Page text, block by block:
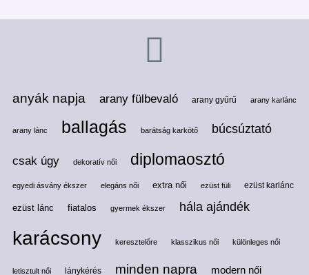
anyák napja arany fülbevaló arany gyűrű arany karlánc
arany lánc ballagás barátság karkötő búcsúztató
csak úgy dekoratív női diplomaosztó
egyedi ásvány ékszer elegáns női extra női ezüst füli ezüst karlánc
ezüst lánc fiatalos gyermek ékszer hála ajándék
karácsony keresztelőre klasszikus női különleges női
letisztult női lánykérés minden napra modern női